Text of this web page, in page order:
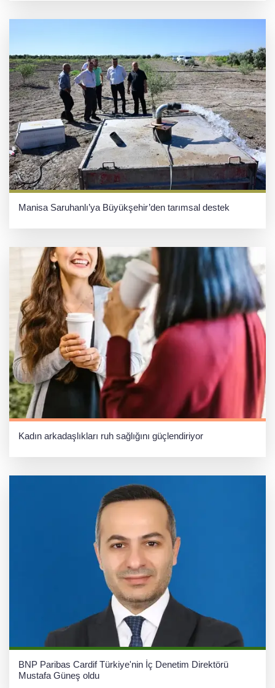
Manisa Saruhanlı’ya Büyükşehir’den tarımsal destek
Kadın arkadaşlıkları ruh sağlığını güçlendiriyor
BNP Paribas Cardif Türkiye'nin İç Denetim Direktörü
Mustafa Güneş oldu